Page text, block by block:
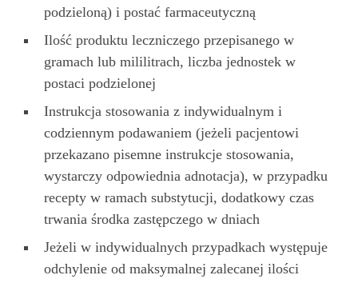
podzieloną) i postać farmaceutyczną
Ilość produktu leczniczego przepisanego w
gramach lub mililitrach, liczba jednostek w
postaci podzielonej
Instrukcja stosowania z indywidualnym i
codziennym podawaniem (jeżeli pacjentowi
przekazano pisemne instrukcje stosowania,
wystarczy odpowiednia adnotacja), w przypadku
recepty w ramach substytucji, dodatkowy czas
trwania środka zastępczego w dniach
Jeżeli w indywidualnych przypadkach występuje
odchylenie od maksymalnej zalecanej ilości